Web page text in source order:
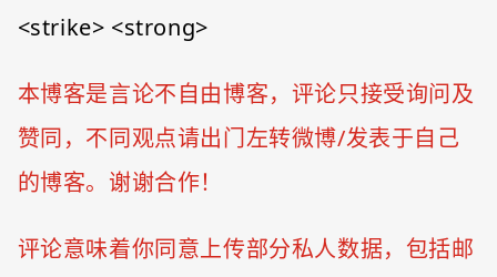
<strike> <strong>
本博客是言论不自由博客，评论只接受询问及
赞同，不同观点请出门左转微博/发表于自己
的博客。谢谢合作！
评论意味着你同意上传部分私人数据，包括邮